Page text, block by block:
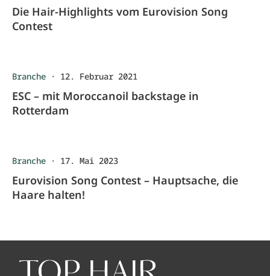
Die Hair-Highlights vom Eurovision Song
Contest
Branche · 12. Februar 2021
ESC – mit Moroccanoil backstage in
Rotterdam
Branche · 17. Mai 2023
Eurovision Song Contest – Hauptsache, die
Haare halten!